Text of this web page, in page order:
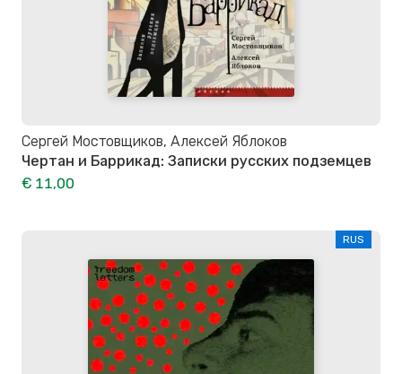
Сергей Мостовщиков, Алексей Яблоков
Чертан и Баррикад: Записки русских подземцев
€ 11,00
RUS